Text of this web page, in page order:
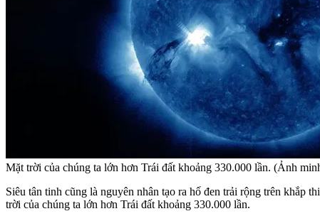
Mặt trời của chúng ta lớn hơn Trái đất khoảng 330.000 lần. (Ảnh
Siêu tân tinh cũng là nguyên nhân tạo ra hố đen trải rộng trên
trời của chúng ta lớn hơn Trái đất khoảng 330.000 lần.